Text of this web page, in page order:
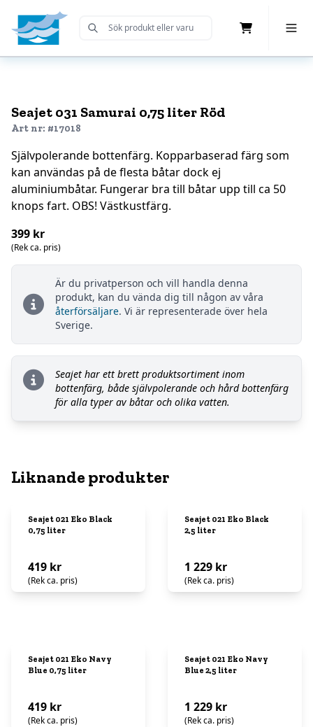
Home Submit Search
Seajet 031 Samurai 0,75 liter Röd
Art nr: #17018
Självpolerande bottenfärg. Kopparbaserad färg som
kan användas på de flesta båtar dock ej
aluminiumbåtar. Fungerar bra till båtar upp till ca 50
knops fart. OBS! Västkustfärg.
399 kr
(Rek ca. pris)
Är du privatperson och vill handla denna
produkt, kan du vända dig till någon av våra
återförsäljare. Vi är representerade över hela
Sverige.
Seajet har ett brett produktsortiment inom
bottenfärg, både självpolerande och hård bottenfärg
för alla typer av båtar och olika vatten.
Liknande produkter
Seajet 021 Eko Black
0,75 liter
419 kr
(Rek ca. pris)
Seajet 021 Eko Black
2,5 liter
1 229 kr
(Rek ca. pris)
Seajet 021 Eko Navy
Blue 0,75 liter
419 kr
(Rek ca. pris)
Seajet 021 Eko Navy
Blue 2,5 liter
1 229 kr
(Rek ca. pris)